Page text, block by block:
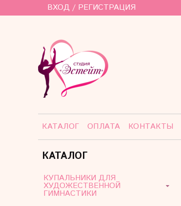
ВХОД / РЕГИСТРАЦИЯ
КАТАЛОГ ОПЛАТА КОНТАКТЫ
КАТАЛОГ
КУПАЛЬНИКИ ДЛЯ
ХУДОЖЕСТВЕННОЙ
ГИМНАСТИКИ